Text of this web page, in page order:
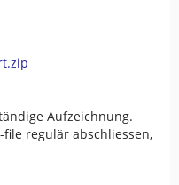
Aufzeichnung.
regulär abschliessen,